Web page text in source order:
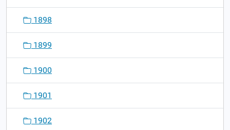
1898
1899
1900
1901
1902